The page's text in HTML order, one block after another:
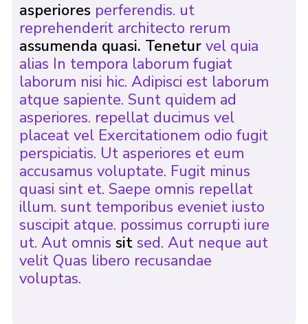
asperioresperferendis. ut
reprehenderit architecto rerum
assumenda quasi. Teneturvel quia
alias In tempora laborum fugiat
laborum nisi hic. Adipisci est laborum
atque sapiente. Sunt quidem ad
asperiores. repellat ducimus vel
placeat vel Exercitationem odio fugit
perspiciatis. Ut asperiores et eum
accusamus voluptate. Fugit minus
quasi sint et. Saepe omnis repellat
illum. sunt temporibus eveniet iusto
suscipit atque. possimus corrupti iure
ut. Aut omnis sitsed. Aut neque aut
velit Quas libero recusandae
voluptas.